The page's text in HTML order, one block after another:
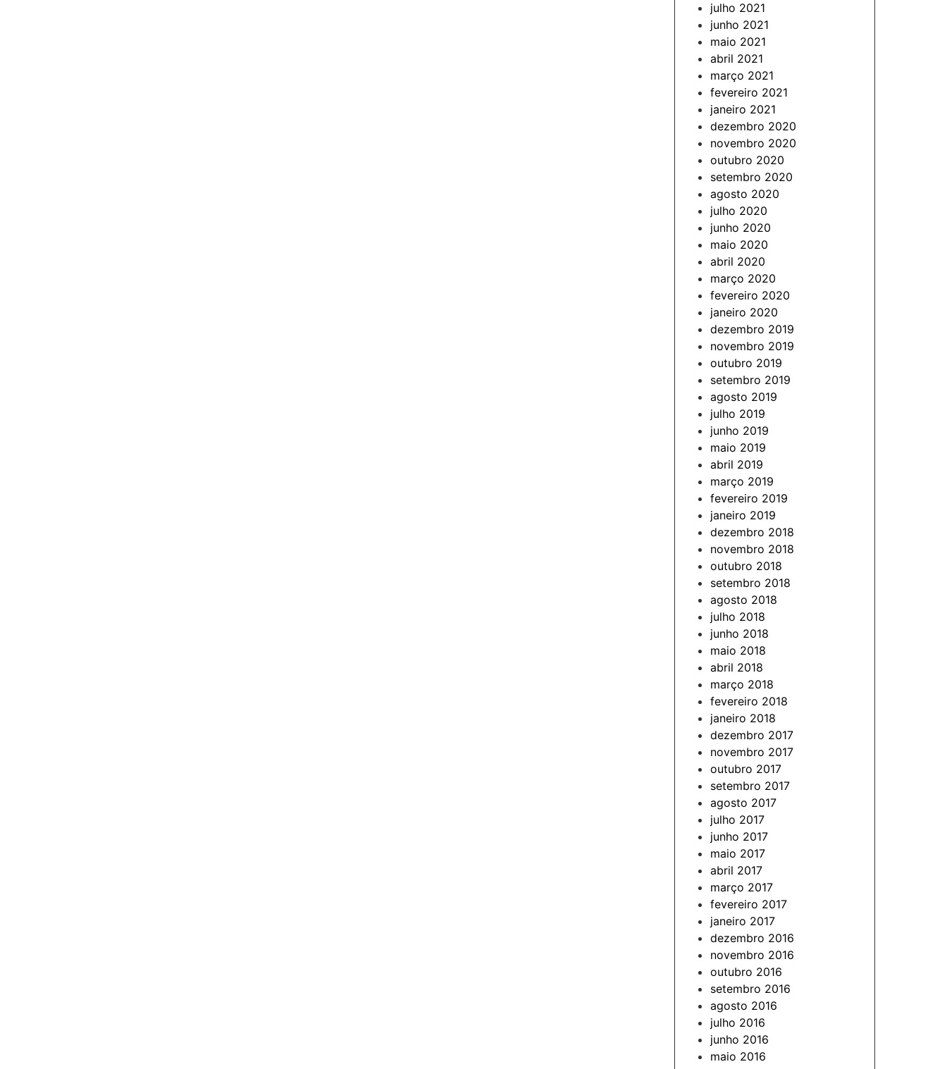
julho 2021
junho 2021
maio 2021
abril 2021
março 2021
fevereiro 2021
janeiro 2021
dezembro 2020
novembro 2020
outubro 2020
setembro 2020
agosto 2020
julho 2020
junho 2020
maio 2020
abril 2020
março 2020
fevereiro 2020
janeiro 2020
dezembro 2019
novembro 2019
outubro 2019
setembro 2019
agosto 2019
julho 2019
junho 2019
maio 2019
abril 2019
março 2019
fevereiro 2019
janeiro 2019
dezembro 2018
novembro 2018
outubro 2018
setembro 2018
agosto 2018
julho 2018
junho 2018
maio 2018
abril 2018
março 2018
fevereiro 2018
janeiro 2018
dezembro 2017
novembro 2017
outubro 2017
setembro 2017
agosto 2017
julho 2017
junho 2017
maio 2017
abril 2017
março 2017
fevereiro 2017
janeiro 2017
dezembro 2016
novembro 2016
outubro 2016
setembro 2016
agosto 2016
julho 2016
junho 2016
maio 2016